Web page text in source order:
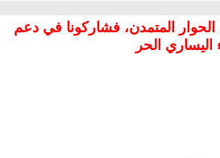
الحوار المتمدن، فشاركونا في دعم
اليساري الحر